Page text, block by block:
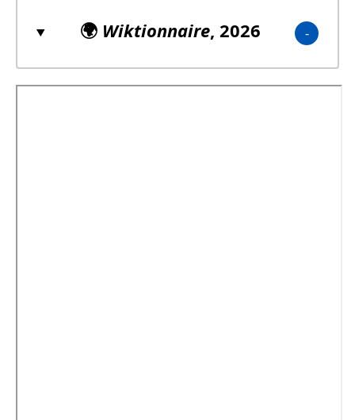
🌍 Wiktionnaire, 2026